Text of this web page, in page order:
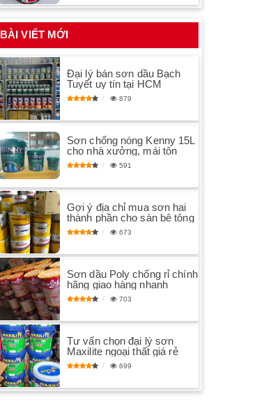
BÀI VIẾT MỚI
Đại lý bán sơn dầu Bạch
Tuyết uy tín tại HCM
879
Sơn chống nóng Kenny 15L
cho nhà xưởng, mái tôn
591
Gợi ý địa chỉ mua sơn hai
thành phần cho sàn bê tông
673
Sơn dầu Poly chống rỉ chính
hãng giao hàng nhanh
703
Tư vấn chọn đại lý sơn
Maxilite ngoại thất giá rẻ
699